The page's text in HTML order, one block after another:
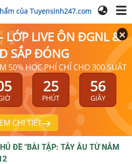
của Tuyensinh247.com
LỚP LIVE ÔN ĐGNL &
SẮP ĐÓNG
50% HỌC PHÍ CHỈ CHO 300 SUẤT
25
PHÚT
56
GIÂY
CHI TIẾT
ĐỀ "BÀI TẬP: TÂY ÂU TỪ NĂM